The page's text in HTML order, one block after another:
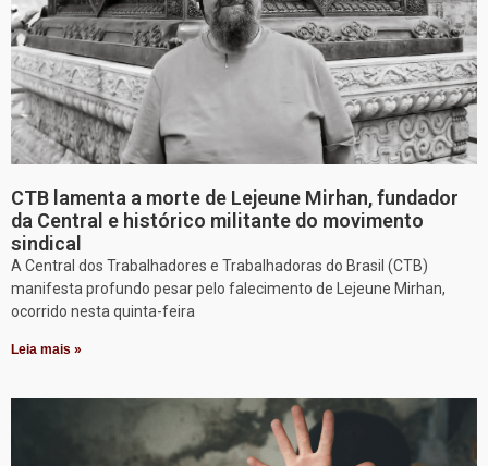
CTB lamenta a morte de Lejeune Mirhan, fundador
da Central e histórico militante do movimento
sindical
A Central dos Trabalhadores e Trabalhadoras do Brasil (CTB)
manifesta profundo pesar pelo falecimento de Lejeune Mirhan,
ocorrido nesta quinta-feira
Leia mais »